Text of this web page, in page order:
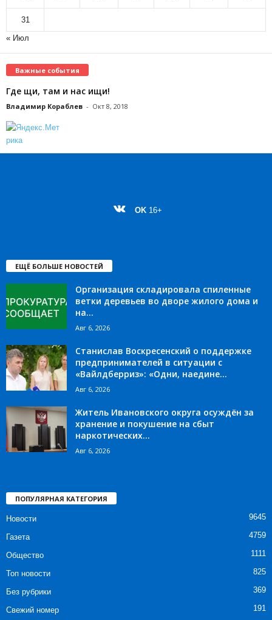
31
« Июл
Важные события
Где щи, там и нас ищи!
Владимир Кораблев - Окт 8, 2018
OK 16+
ЕЩЁ БОЛЬШЕ НОВОСТЕЙ
Организация складировала спиленные
ветки деревьев во дворе жилого дома и
на...
Авг 6, 2026
Станислав Воскресенский о поддержке
предпринимателей в ситуации с
«Вайлдберриз»: «Одни, наедине...
Авг 6, 2026
Житель Ивановского округа осуждён за
хранение и покушение на сбыт
наркотических...
Авг 6, 2026
ПОПУЛЯРНАЯ КАТЕГОРИЯ
Новости 9645
Газета 4759
Общество 1111
Топ новости 825
Без рубрики 369
Свежий номер 191